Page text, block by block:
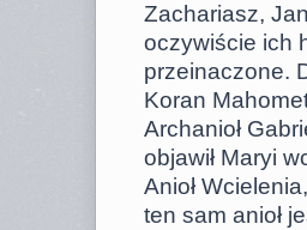
Zachariasz,
oczywiście ich
przeinaczone.
Koran
Archanioł
objawił Maryi
Anioł
ten sam anioł